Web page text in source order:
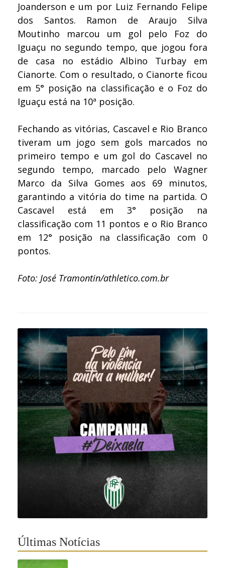
Joanderson e um por Luiz Fernando Felipe
dos Santos. Ramon de Araujo Silva
Moutinho marcou um gol pelo Foz do
Iguaçu no segundo tempo, que jogou fora
de casa no estádio Albino Turbay em
Cianorte. Com o resultado, o Cianorte ficou
em 5° posição na classificação e o Foz do
Iguaçu está na 10ª posição.
Fechando as vitórias, Cascavel e Rio Branco
tiveram um jogo sem gols marcados no
primeiro tempo e um gol do Cascavel no
segundo tempo, marcado pelo Wagner
Marco da Silva Gomes aos 69 minutos,
garantindo a vitória do time na partida. O
Cascavel está em 3° posição na
classificação com 11 pontos e o Rio Branco
em 12° posição na classificação com 0
pontos.
Foto: José Tramontin/athletico.com.br
Últimas Notícias